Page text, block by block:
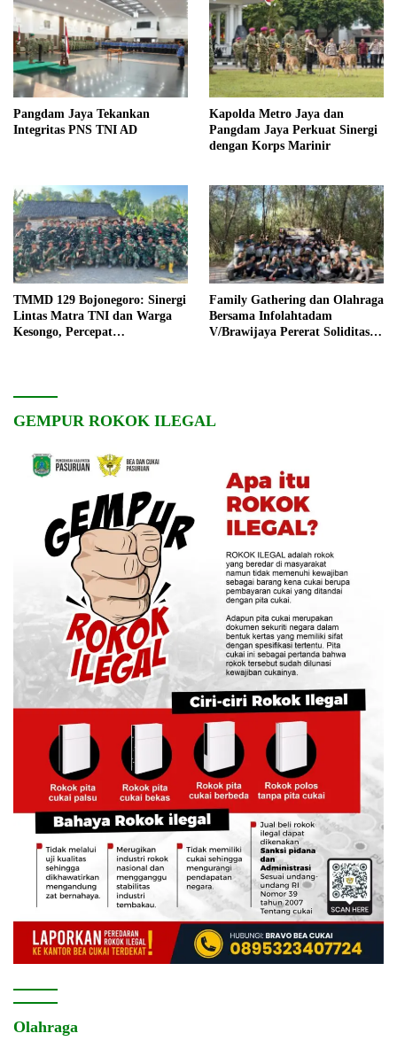
Pangdam Jaya Tekankan
Integritas PNS TNI AD
Kapolda Metro Jaya dan
Pangdam Jaya Perkuat Sinergi
dengan Korps Marinir
TMMD 129 Bojonegoro: Sinergi
Lintas Matra TNI dan Warga
Kesongo, Percepat
Family Gathering dan Olahraga
Bersama Infolahtadam
V/Brawijaya Pererat Soliditas
GEMPUR ROKOK ILEGAL
Olahraga